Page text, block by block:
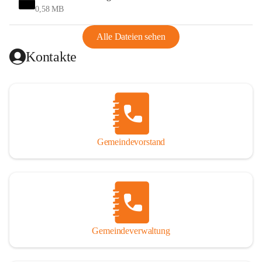
und Ungarn war. Dadurch war Wörterberg von Wörth
Aus diesem Grund war die Bevölkerung dazu gezwungen,
Schmuggel zu betreiben. Es kam oft zu nächtlichen
Überfällen und Schießereien. Erst mit dem Anschluss des
wirtschaftlich ging es bergauf. Dieser Aufschwung endete
1926. Es folgten Arbeitslosigkeit, Preissteigerung und
Unanbringlichkeit von Produkten. Daher wurde der
Anschluss an das Deutsche Reich begrüßt. Als der Zweite
Weltkrieg ausbrach, schwang die Stimmung um. Es starben
26 Männer an der Front, weitere 16 werden vermisst.
Von 1971 bis 1991 gehörte Wörterberg zur Gemeinde
Ollersdorf. Durch den Einsatz von mehreren Ortsansässigen
wurde Wörterberg 1991 wieder eine eigenständige
0,58 MB
Alle Dateien sehen
Kontakte
Gemeindevorstand
Gemeindeverwaltung